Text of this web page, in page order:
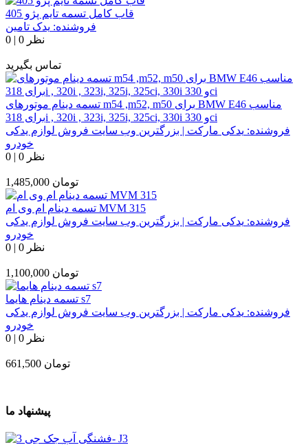
قاب کامل تسمه تایم پژو 405
فروشنده: یدک تامین
0 | 0 نظر
تماس بگیرید
تسمه دینام موتورهای m54 ,m52, m50 برای BMW E46 مناسب
برای 318i , 320i , 323i, 325i, 325ci, 330i و 330ci
فروشنده: یدکی مارکت | بزرگترین وب سایت فروش لوازم یدکی
خودرو
0 | 0 نظر
1,485,000 تومان
تسمه دینام ام وی ام MVM 315
فروشنده: یدکی مارکت | بزرگترین وب سایت فروش لوازم یدکی
خودرو
0 | 0 نظر
1,100,000 تومان
تسمه دینام هایما s7
فروشنده: یدکی مارکت | بزرگترین وب سایت فروش لوازم یدکی
خودرو
0 | 0 نظر
661,500 تومان
پیشنهاد ما